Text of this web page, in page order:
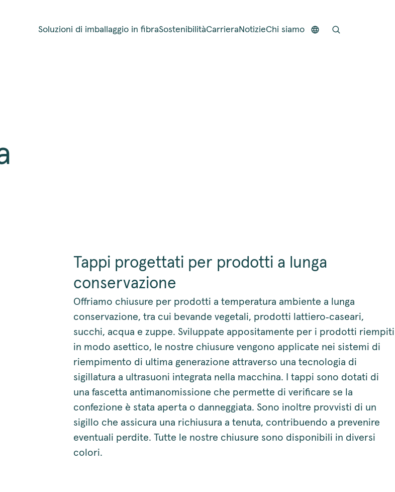
Soluzioni di imballaggio in fibraSostenibilitàCarriera NotizieChi siamo
Tappi progettati per prodotti a lunga
conservazione
Offriamo chiusure per prodotti a temperatura ambiente a lunga
conservazione, tra cui bevande vegetali, prodotti lattiero‑caseari,
succhi, acqua e zuppe. Sviluppate appositamente per i prodotti riempiti
in modo asettico, le nostre chiusure vengono applicate nei sistemi di
riempimento di ultima generazione attraverso una tecnologia di
sigillatura a ultrasuoni integrata nella macchina. I tappi sono dotati di
una fascetta antimanomissione che permette di verificare se la
confezione è stata aperta o danneggiata. Sono inoltre provvisti di un
sigillo che assicura una richiusura a tenuta, contribuendo a prevenire
eventuali perdite. Tutte le nostre chiusure sono disponibili in diversi
colori.